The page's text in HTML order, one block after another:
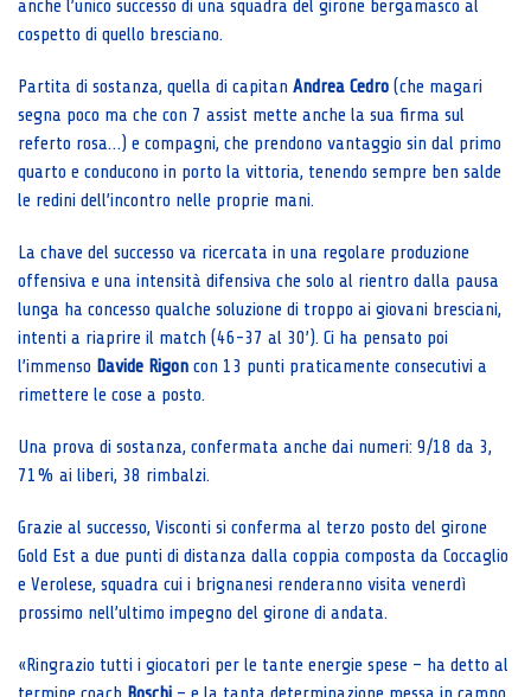
anche l’unico successo di una squadra del girone bergamasco al
cospetto di quello bresciano.
Partita di sostanza, quella di capitan Andrea Cedro (che magari
segna poco ma che con 7 assist mette anche la sua firma sul
referto rosa…) e compagni, che prendono vantaggio sin dal primo
quarto e conducono in porto la vittoria, tenendo sempre ben salde
le redini dell’incontro nelle proprie mani.
La chave del successo va ricercata in una regolare produzione
offensiva e una intensità difensiva che solo al rientro dalla pausa
lunga ha concesso qualche soluzione di troppo ai giovani bresciani,
intenti a riaprire il match (46-37 al 30’). Ci ha pensato poi
l’immenso Davide Rigon con 13 punti praticamente consecutivi a
rimettere le cose a posto.
Una prova di sostanza, confermata anche dai numeri: 9/18 da 3,
71% ai liberi, 38 rimbalzi.
Grazie al successo, Visconti si conferma al terzo posto del girone
Gold Est a due punti di distanza dalla coppia composta da Coccaglio
e Verolese, squadra cui i brignanesi renderanno visita venerdì
prossimo nell’ultimo impegno del girone di andata.
«Ringrazio tutti i giocatori per le tante energie spese – ha detto al